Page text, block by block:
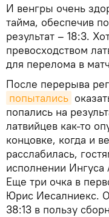
И венгры очень
тайма, обеспечив
результат – 18:3.
превосходством
для перелома в
После перерыва
попытались
попались на
латвийцев как-то
концовке, когда и
расслабилась,
исполнении
Еще три очка в
Юрис Иесалниекс.
38:13 в пользу